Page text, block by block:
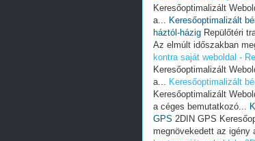
Keresőoptimalizált
a... Keresőoptimalizált
háztól-házig Repülőtéri
Az elmúlt időszakban
kontra saját weboldal -
Keresőoptimalizált
a... Keresőoptimalizált
Keresőoptimalizált
a céges bemutatkozó...
GPS 2DIN GPS
megnövekedett az igény